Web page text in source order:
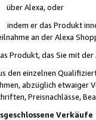
über Alexa, oder
indem er das Produkt
an der Alexa
Produkt, das Sie mit der
den einzelnen
abzüglich etwaiger
Preisnachlässe,
Verkäufe